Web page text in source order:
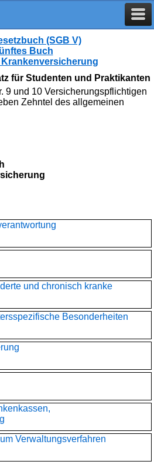
(SGB V)
Buch
für Studenten und Praktikanten
9 und 10 Versicherungspflichtigen
Zehntel des allgemeinen
und chronisch kranke
Besonderheiten
Verwaltungsverfahren